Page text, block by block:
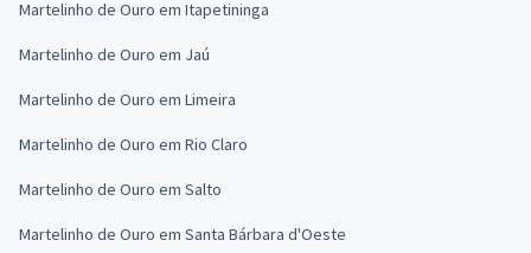
Martelinho de Ouro em Itapetininga
Martelinho de Ouro em Jaú
Martelinho de Ouro em Limeira
Martelinho de Ouro em Rio Claro
Martelinho de Ouro em Salto
Martelinho de Ouro em Santa Bárbara d'Oeste